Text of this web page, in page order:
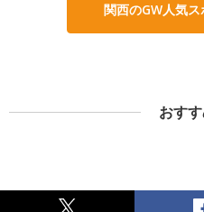
関西のGW人気
おす